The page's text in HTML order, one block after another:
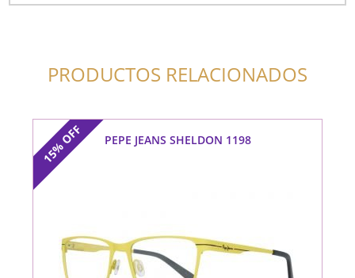
PRODUCTOS RELACIONADOS
15%
OFF PEPE JEANS SHELDON 1198